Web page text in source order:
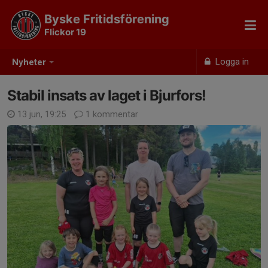
Nyheter Logga in
Byske Fritidsförening
Flickor 19
Stabil insats av laget i Bjurfors!
13 jun, 19:25 1 kommentar